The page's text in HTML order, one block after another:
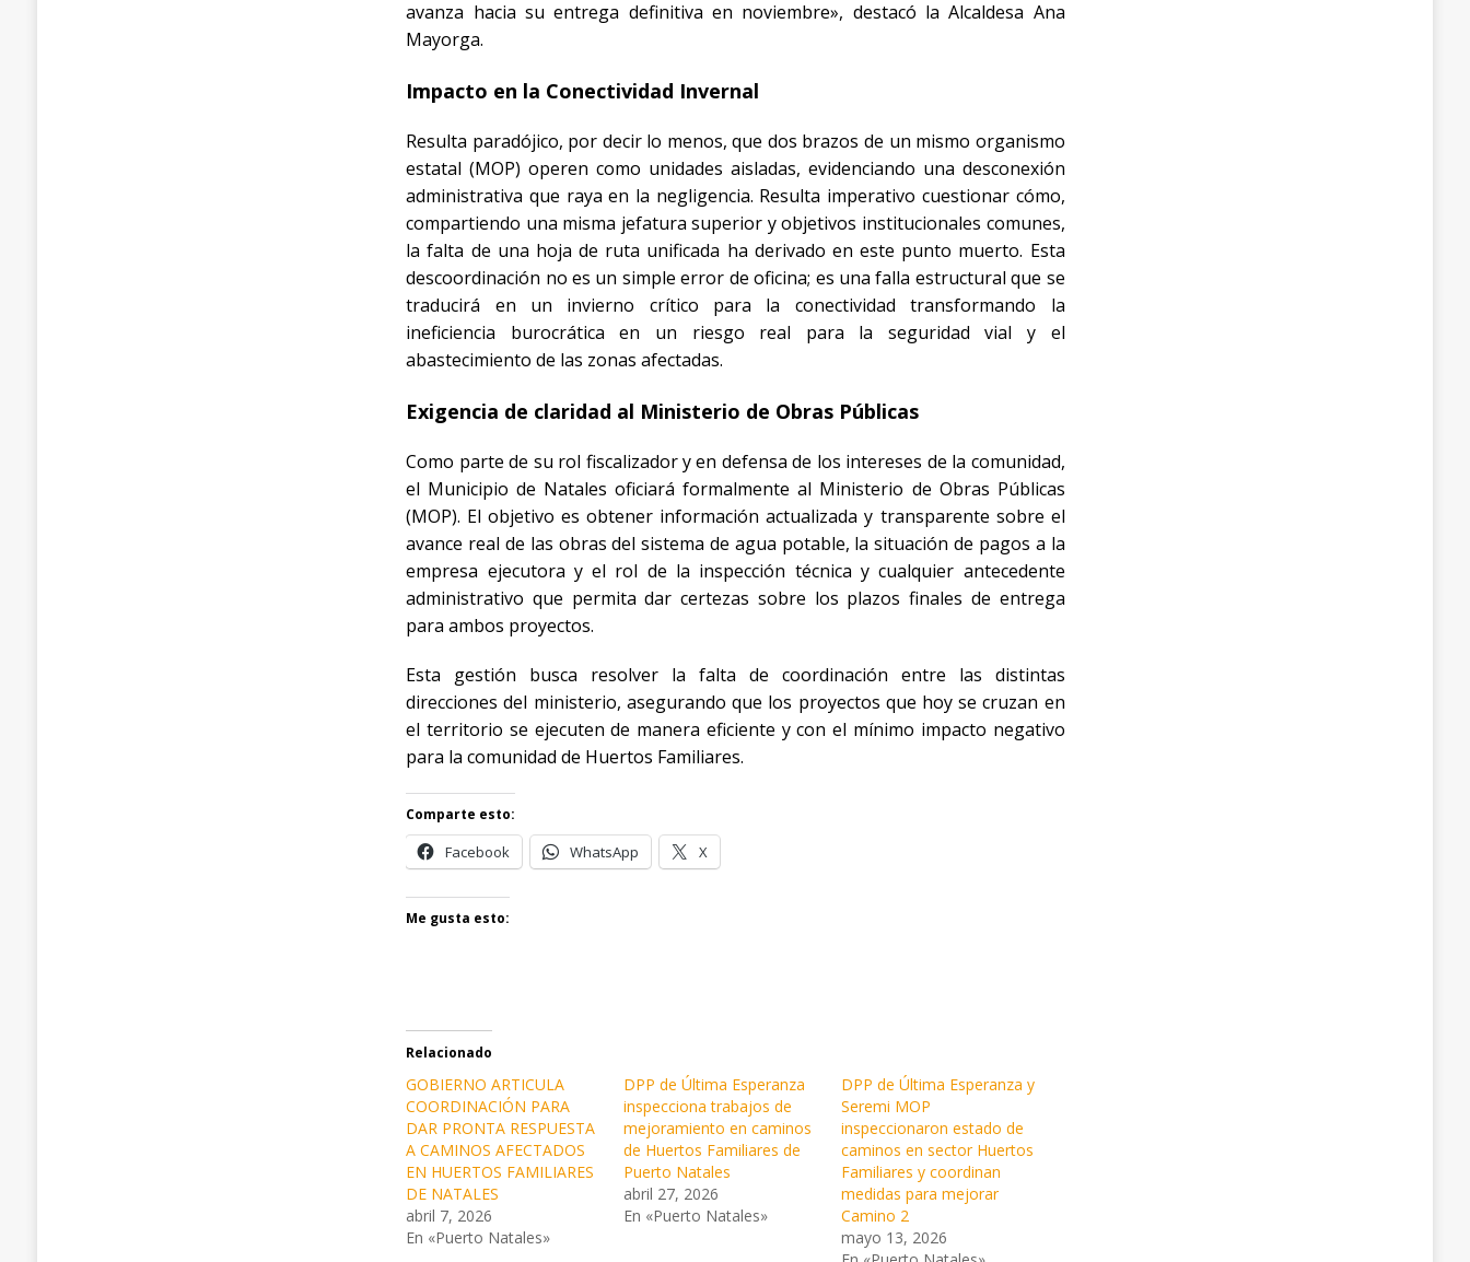
avanza hacia su entrega definitiva en noviembre», destacó laAlcaldesa Ana
Mayorga.
Impacto en la Conectividad Invernal
Resulta paradójico, por decir lo menos, que dos brazos de un mismo organismo
estatal (MOP) operen como unidades aisladas, evidenciando una desconexión
administrativa que raya en la negligencia. Resulta imperativo cuestionar cómo,
compartiendo una misma jefatura superior y objetivos institucionales comunes,
la falta de una hoja de ruta unificada ha derivado en este punto muerto. Esta
descoordinación no es un simple error de oficina; es una falla estructural que se
traducirá en un invierno crítico para la conectividad transformando la
ineficiencia burocrática en un riesgo real para la seguridad vial y el
abastecimiento de las zonas afectadas.
Exigencia de claridad al Ministerio de Obras Públicas
Como parte de su rol fiscalizador y en defensa de los intereses de la comunidad,
el Municipio de Natalesoficiará formalmente al Ministerio de Obras Públicas
(MOP). El objetivo es obtener información actualizada y transparente sobre el
avance real de las obras del sistema de agua potable, la situación de pagos a la
empresa ejecutora y el rol de la inspección técnica y cualquier antecedente
administrativo que permita dar certezas sobre los plazos finales de entrega
para ambos proyectos.
Esta gestión busca resolver la falta de coordinación entre las distintas
direcciones del ministerio, asegurando que los proyectos que hoy se cruzan en
el territorio se ejecuten de manera eficiente y con el mínimo impacto negativo
para la comunidad de Huertos Familiares.
Comparte esto:
Facebook WhatsApp X
Me gusta esto:
Relacionado
GOBIERNO ARTICULA
COORDINACIÓN PARA
DAR PRONTA RESPUESTA
A CAMINOS AFECTADOS
EN HUERTOS FAMILIARES
DE NATALES
abril 7, 2026
En «Puerto Natales»
DPP de Última Esperanza
inspecciona trabajos de
mejoramiento en caminos
de Huertos Familiares de
Puerto Natales
abril 27, 2026
En «Puerto Natales»
DPP de Última Esperanza y
Seremi MOP
inspeccionaron estado de
caminos en sector Huertos
Familiares y coordinan
medidas para mejorar
Camino 2
mayo 13, 2026